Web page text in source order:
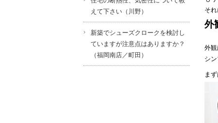
そ
外
外
シ
ま
えて下さい（川野）
新築でシューズクロークを検討し
ていますが注意点はありますか？
（福岡南店／町田）